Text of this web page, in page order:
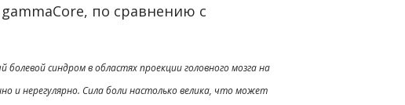
по сравнению с
синдром в областях проекции головного мозга на
и нерегулярно. Сила боли настолько велика, что может